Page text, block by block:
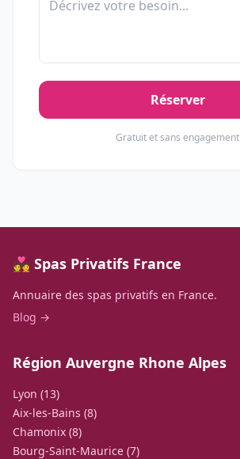
Réserver
Gratuit et sans engagement
💑 Spas Privatifs France
Annuaire des spas privatifs en France.
Blog →
Région Auvergne Rhone Alpes
Lyon (13)
Aix-les-Bains (8)
Chamonix (8)
Bourg-Saint-Maurice (7)